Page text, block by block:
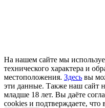
На нашем сайте мы
технического характера и
местоположения. Здесь вы
эти данные. Также наш сайт
младше 18 лет. Вы даёте
cookies и подтверждаете, что